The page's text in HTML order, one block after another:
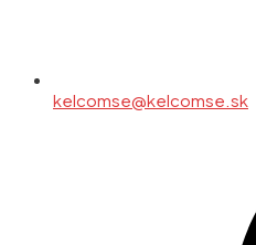
kelcomse@kelcomse.sk